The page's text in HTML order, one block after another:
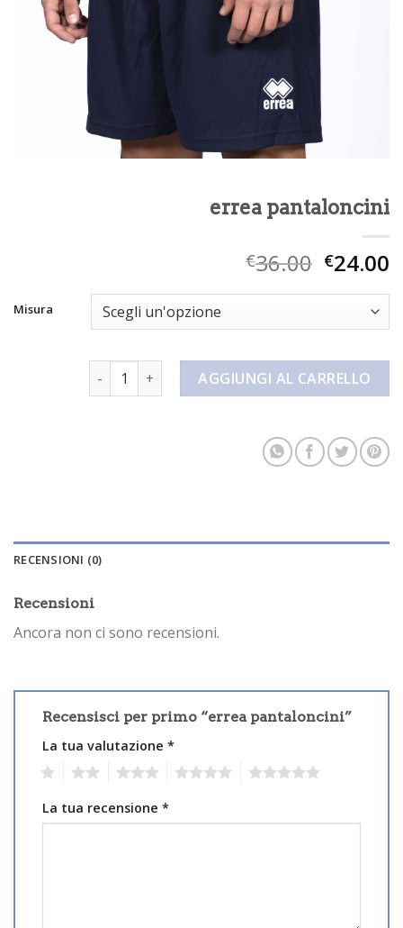
errea pantaloncini
€36.00 €24.00
Misura
errea pantaloncini quantitàAGGIUNGI AL CARRELLO
RECENSIONI (0)
Recensioni
Ancora non ci sono recensioni.
Recensisci per primo “errea pantaloncini”
La tua valutazione *
La tua recensione *